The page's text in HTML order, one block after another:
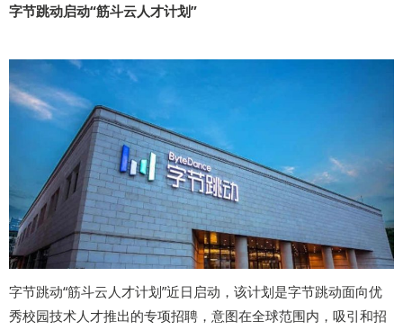
字节跳动启动“筋斗云人才计划”
字节跳动“筋斗云人才计划”近日启动，该计划是字节跳动面向优
秀校园技术人才推出的专项招聘，意图在全球范围内，吸引和招